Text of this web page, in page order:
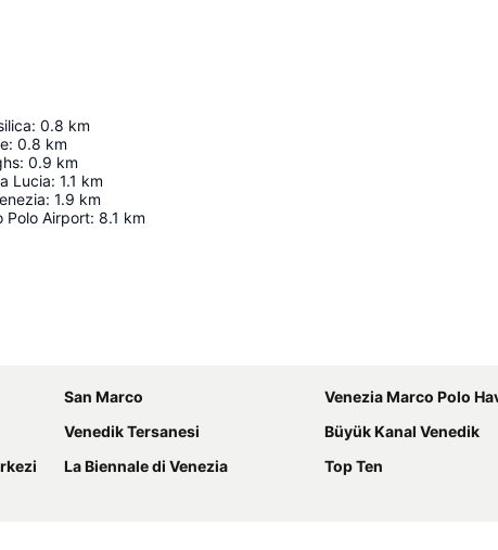
: 0.8 km
: 0.8 km
: 0.9 km
Lucia: 1.1 km
: 1.9 km
Polo Airport: 8.1 km
San Marco
Venezia Marco Polo
Venedik Tersanesi
Büyük Kanal Venedik
La Biennale di Venezia
Top Ten